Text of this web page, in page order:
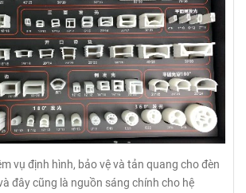
vụ định hình, bảo vệ và tản quang cho đèn
đây cũng là nguồn sáng chính cho hệ